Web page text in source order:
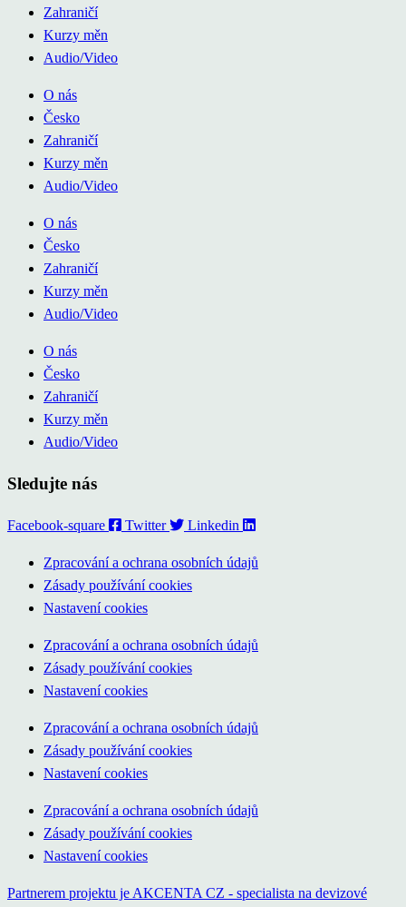
Zahraničí
Kurzy měn
Audio/Video
O nás
Česko
Zahraničí
Kurzy měn
Audio/Video
O nás
Česko
Zahraničí
Kurzy měn
Audio/Video
O nás
Česko
Zahraničí
Kurzy měn
Audio/Video
Sledujte nás
Facebook-square Twitter Linkedin
Zpracování a ochrana osobních údajů
Zásady používání cookies
Nastavení cookies
Zpracování a ochrana osobních údajů
Zásady používání cookies
Nastavení cookies
Zpracování a ochrana osobních údajů
Zásady používání cookies
Nastavení cookies
Zpracování a ochrana osobních údajů
Zásady používání cookies
Nastavení cookies
Partnerem projektu je AKCENTA CZ - specialista na devizové